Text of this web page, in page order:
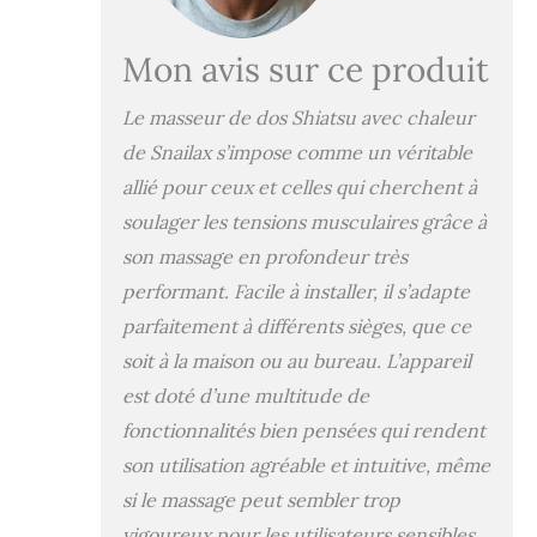
Ajustables】Les
flexibles sont
réglables jusqu’à 3
mm afin de mieux
s’adapter aux
morphologies. La
fonction de
massage ciblé
concentrer le
pétrissage sur une
zone spécifique,
idéale après le
travail, une longue
journée assise ou
un moment de
détente à la
maison. 【3
Niveaux de
Mon avis sur ce produit
Le masseur de dos Shiatsu avec chaleur
de Snailax s’impose comme un véritable
allié pour ceux et celles qui cherchent à
soulager les tensions musculaires grâce à
son massage en profondeur très
performant. Facile à installer, il s’adapte
parfaitement à différents sièges, que ce
soit à la maison ou au bureau. L’appareil
est doté d’une multitude de
fonctionnalités bien pensées qui rendent
son utilisation agréable et intuitive, même
si le massage peut sembler trop